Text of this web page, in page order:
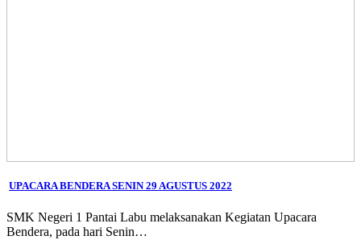
UPACARA BENDERA SENIN 29 AGUSTUS 2022
SMK Negeri 1 Pantai Labu melaksanakan Kegiatan Upacara
Bendera, pada hari Senin…